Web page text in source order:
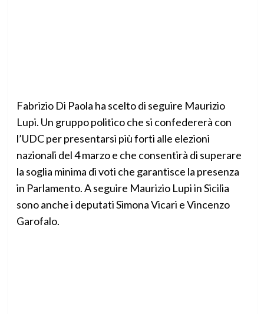
Fabrizio Di Paola ha scelto di seguire Maurizio
Lupi. Un gruppo politico che si confedererà con
l’UDC per presentarsi più forti alle elezioni
nazionali del 4 marzo e che consentirà di superare
la soglia minima di voti che garantisce la presenza
in Parlamento. A seguire Maurizio Lupi in Sicilia
sono anche i deputati Simona Vicari e Vincenzo
Garofalo.